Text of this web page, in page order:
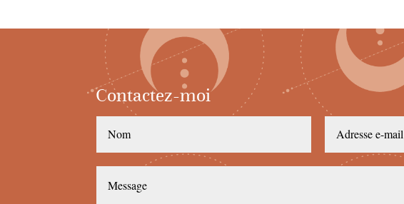
Contactez-moi